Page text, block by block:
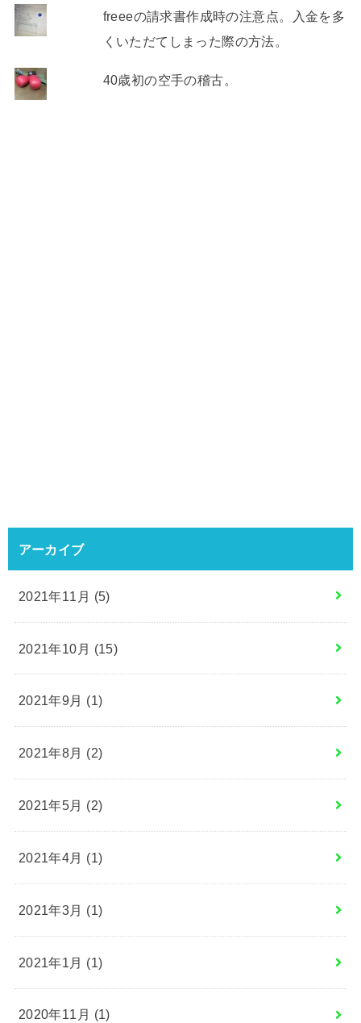
freeeの請求書作成時の注意点。入金を多
くいただてしまった際の方法。
40歳初の空手の稽古。
アーカイブ
2021年11月 (5)
2021年10月 (15)
2021年9月 (1)
2021年8月 (2)
2021年5月 (2)
2021年4月 (1)
2021年3月 (1)
2021年1月 (1)
2020年11月 (1)